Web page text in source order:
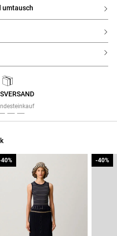
umtausch
-40%
-40%